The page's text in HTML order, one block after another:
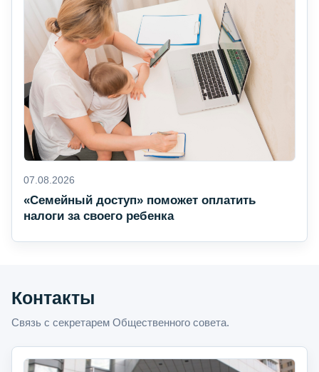
07.08.2026
«Семейный доступ» поможет оплатить
налоги за своего ребенка
Контакты
Связь с секретарем Общественного совета.